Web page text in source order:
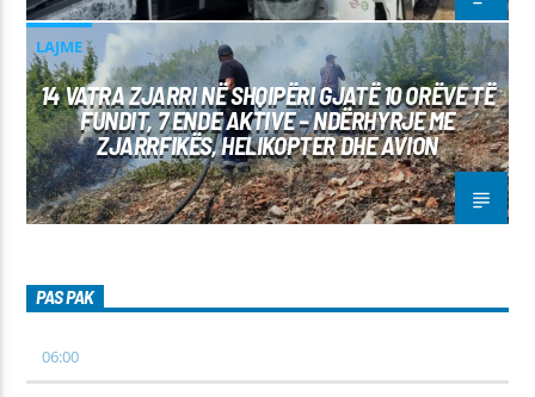
LAJME
14 VATRA ZJARRI NË SHQIPËRI GJATË 10 ORËVE TË
FUNDIT, 7 ENDE AKTIVE – NDËRHYRJE ME
ZJARRFIKËS, HELIKOPTER DHE AVION
PAS PAK
06:00